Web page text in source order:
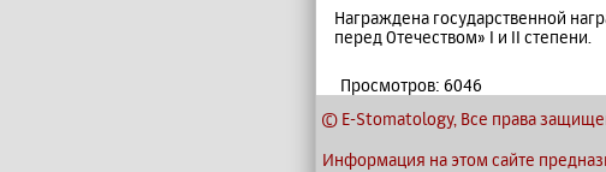
Награждена государственной
перед Отечеством» I и II степени.
Просмотров: 6046
© E-Stomatology, Все права
Информация на этом сайте